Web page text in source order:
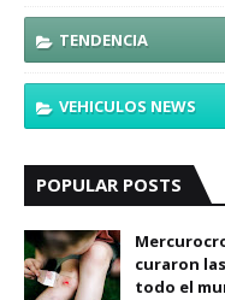
TENDENCIA
VEHICULOS NEWS
POPULAR POSTS
curaron
todo el